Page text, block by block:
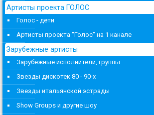
Артисты проекта ГОЛОС
Голос - дети
Артисты проекта "Голос" на 1 канале
Зарубежные артисты
Зарубежные исполнители, группы
Звезды дискотек 80 - 90-х
Звезды итальянской эстрады
Show Groups и другие шоу